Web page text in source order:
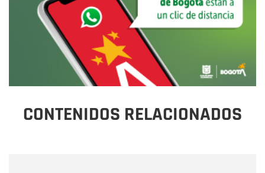
CONTENIDOS RELACIONADOS